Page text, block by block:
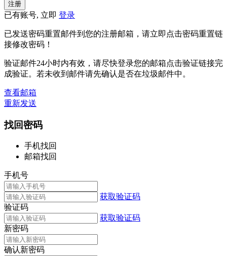
已有账号, 立即 登录
已发送密码重置邮件到您的注册邮箱，请立即点击密码重置链
接修改密码！
验证邮件24小时内有效，请尽快登录您的邮箱点击验证链接完
成验证。若未收到邮件请先确认是否在垃圾邮件中。
查看邮箱
重新发送
找回密码
手机找回
邮箱找回
手机号
获取验证码
验证码
获取验证码
新密码
确认新密码